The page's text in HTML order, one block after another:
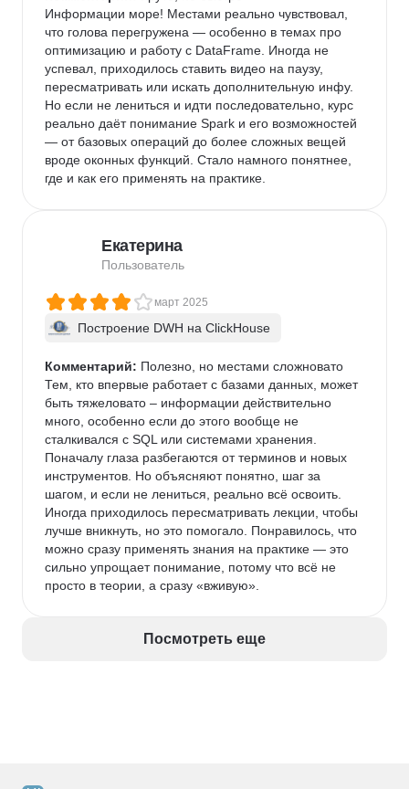
Информации море! Местами реально чувствовал,
что голова перегружена — особенно в темах про
оптимизацию и работу с DataFrame. Иногда не
успевал, приходилось ставить видео на паузу,
пересматривать или искать дополнительную инфу.
Но если не лениться и идти последовательно, курс
реально даёт понимание Spark и его возможностей
— от базовых операций до более сложных вещей
вроде оконных функций. Стало намного понятнее,
где и как его применять на практике.
Екатерина
Пользователь
март 2025
Построение DWH на ClickHouse
Комментарий: Полезно, но местами сложновато
Тем, кто впервые работает с базами данных, может
быть тяжеловато – информации действительно
много, особенно если до этого вообще не
сталкивался с SQL или системами хранения.
Поначалу глаза разбегаются от терминов и новых
инструментов. Но объясняют понятно, шаг за
шагом, и если не лениться, реально всё освоить.
Иногда приходилось пересматривать лекции, чтобы
лучше вникнуть, но это помогало. Понравилось, что
можно сразу применять знания на практике — это
сильно упрощает понимание, потому что всё не
просто в теории, а сразу «вживую».
Посмотреть еще